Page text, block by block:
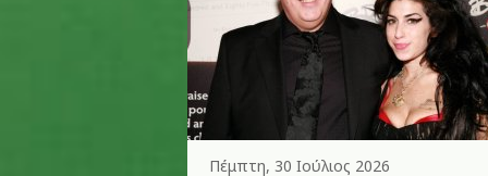
Πέμπτη, 30 Ιούλιος 2026